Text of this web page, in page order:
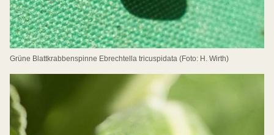
Grüne Blattkrabbenspinne Ebrechtella tricuspidata (Foto: H. Wirth)